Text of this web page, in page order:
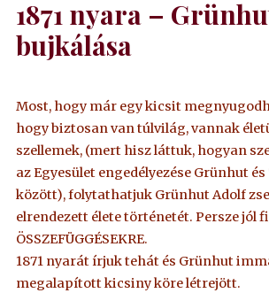
1871 nyara –
bujkálása
Most, hogy már egy kicsit
hogy biztosan van túlvilág, vannak
szellemek, (mert hisz láttuk, hogyan
az Egyesület engedélyezése Grünhut
között), folytathatjuk Grünhut Adolf
elrendezett élete történetét. Persze jól
ÖSSZEFÜGGÉSEKRE.
1871 nyarát írjuk tehát és Grünhut
megalapított kicsiny köre létrejött.